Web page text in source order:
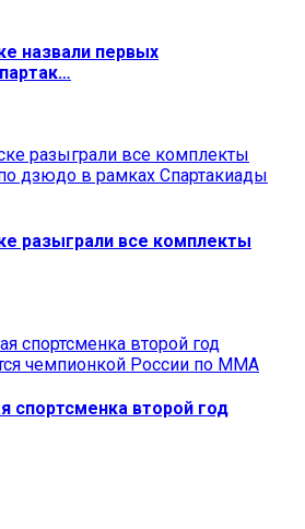
назвали первых
разыграли все комплекты
спортсменка второй год